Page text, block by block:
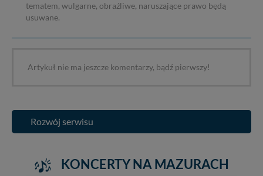
tematem, wulgarne, obraźliwe, naruszające prawo będą
usuwane.
Artykuł nie ma jeszcze komentarzy, bądź pierwszy!
Rozwój serwisu
KONCERTY NA MAZURACH